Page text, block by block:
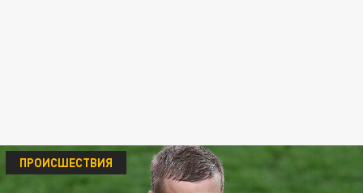
ПРОИСШЕСТВИЯ